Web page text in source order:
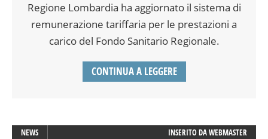
Regione Lombardia ha aggiornato il sistema di
remunerazione tariffaria per le prestazioni a
carico del Fondo Sanitario Regionale.
CONTINUA A LEGGERE
NEWS INSERITO DAWEBMASTER